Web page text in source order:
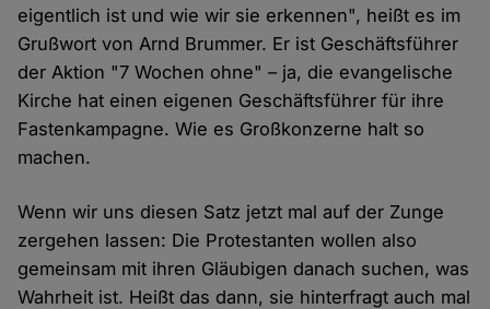
eigentlich ist und wie wir sie erkennen", heißt es im
Grußwort von Arnd Brummer. Er ist Geschäftsführer
der Aktion "7 Wochen ohne" – ja, die evangelische
Kirche hat einen eigenen Geschäftsführer für ihre
Fastenkampagne. Wie es Großkonzerne halt so
machen.
Wenn wir uns diesen Satz jetzt mal auf der Zunge
zergehen lassen: Die Protestanten wollen also
gemeinsam mit ihren Gläubigen danach suchen, was
Wahrheit ist. Heißt das dann, sie hinterfragt auch mal